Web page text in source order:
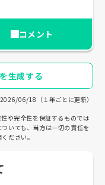
コメント
生成する
06/18（１年ごとに更新）
や完全性を保証するものでは
いても、当方は一切の責任を
ださい。